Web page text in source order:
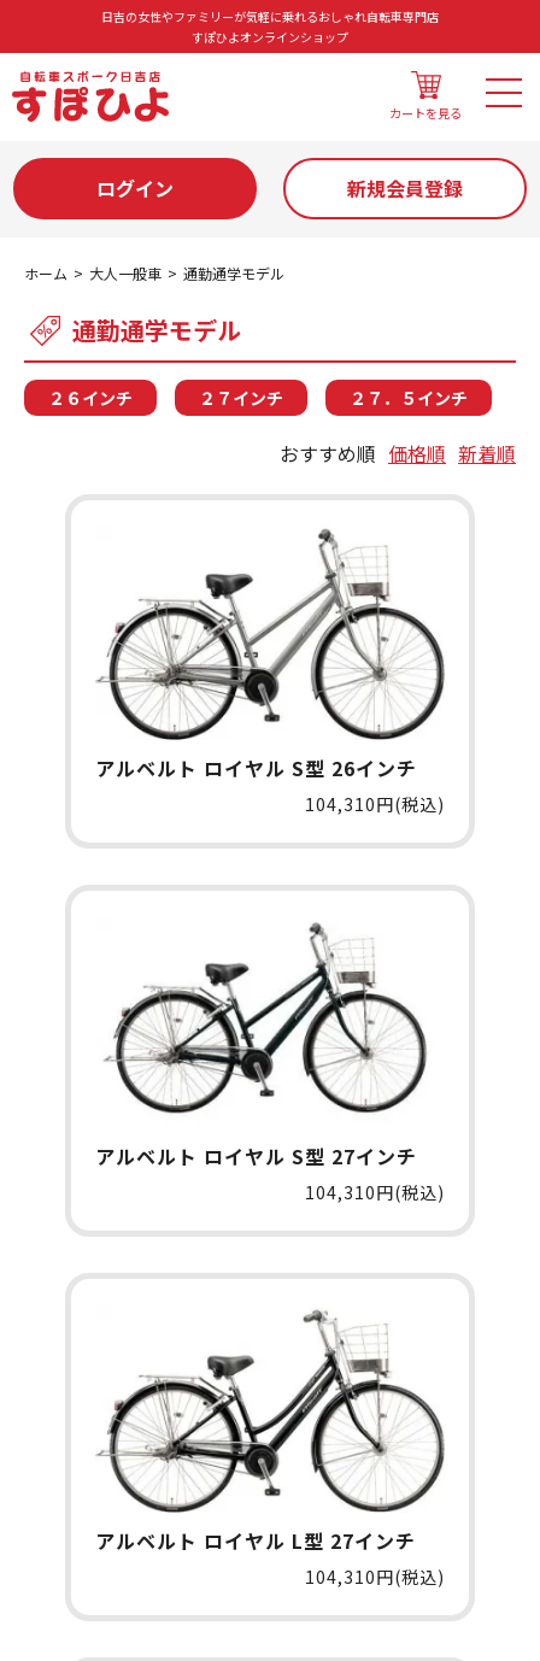
日吉の女性やファミリーが気軽に乗れるおしゃれ自転車専門店
すぽひよオンラインショップ
カートを見る
ログイン 新規会員登録
ホーム 大人一般車 通勤通学モデル
通勤通学モデル
２６インチ ２７インチ ２７．５インチ
おすすめ順 価格順 新着順
アルベルト ロイヤル S型 26インチ
104,310円(税込)
アルベルト ロイヤル S型 27インチ
104,310円(税込)
アルベルト ロイヤル L型 27インチ
104,310円(税込)